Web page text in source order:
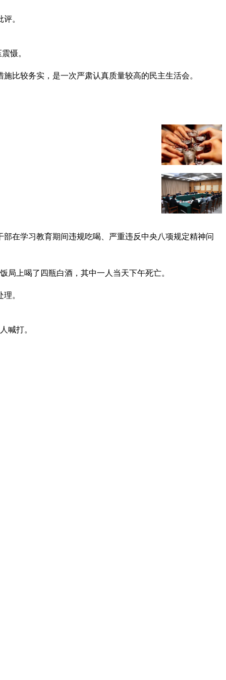
。
慑。
比较务实，是一次严肃认真质量较高的民主生活会。
在学习教育期间违规吃喝、严重违反中央八项规定精神问
局上喝了四瓶白酒，其中一人当天下午死亡。
。
喊打。